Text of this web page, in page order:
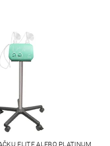
ELITE ALEBO PLATINUM